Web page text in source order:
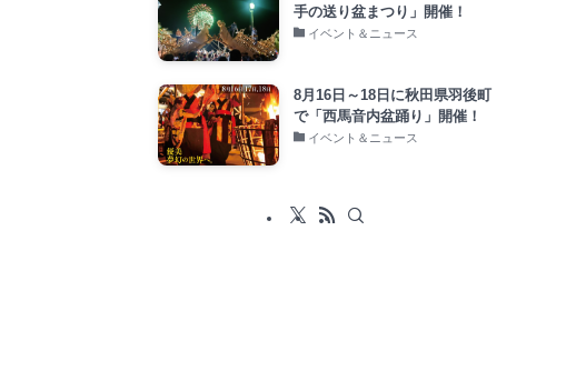
手の送り盆まつり」開催！
イベント＆ニュース
8月16日～18日に秋田県羽後町
で「西馬音内盆踊り」開催！
イベント＆ニュース